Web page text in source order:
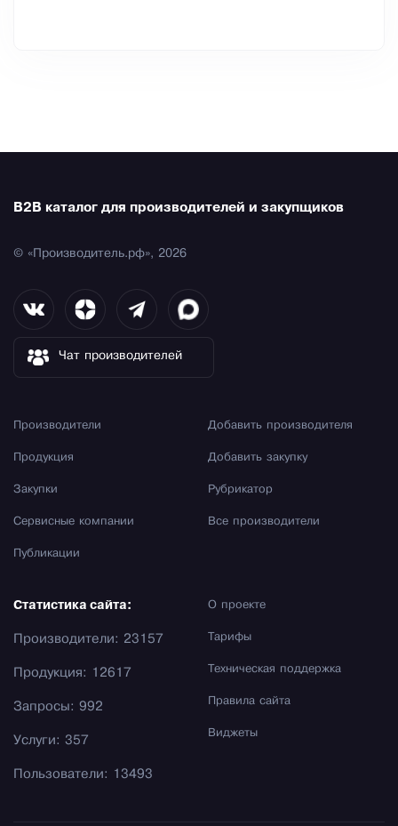
B2B каталог для производителей и закупщиков
© «Производитель.рф», 2026
Чат производителей
Производители
Продукция
Закупки
Сервисные компании
Публикации
Добавить производителя
Добавить закупку
Рубрикатор
Все производители
О проекте
Тарифы
Техническая поддержка
Правила сайта
Виджеты
Статистика сайта:
Производители: 23157
Продукция: 12617
Запросы: 992
Услуги: 357
Пользователи: 13493